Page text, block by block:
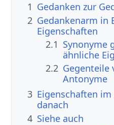
1 Gedanken zur
2 Gedankenarm in
Eigenschaften
2.1 Synonyme
ähnliche
2.2 Gegenteile
Antonyme
3 Eigenschaften
danach
4 Siehe auch